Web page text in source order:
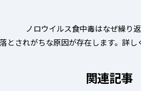
ノロウイルス食中毒はなぜ繰り
とされがちな原因が存在します。詳し
関連記事